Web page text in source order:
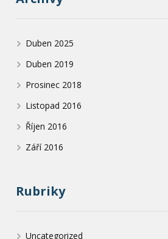
Duben 2025
Duben 2019
Prosinec 2018
Listopad 2016
Říjen 2016
Září 2016
Rubriky
Uncategorized